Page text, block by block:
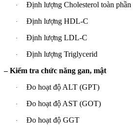
· Định lượng Cholesterol toàn phần
· Định lượng HDL-C
· Định lượng LDL-C
·
Định lượng Triglycerid
– Kiểm tra chức năng gan, mật
· Đo hoạt độ ALT (GPT)
· Đo hoạt độ AST (GOT)
· Đo hoạt độ GGT